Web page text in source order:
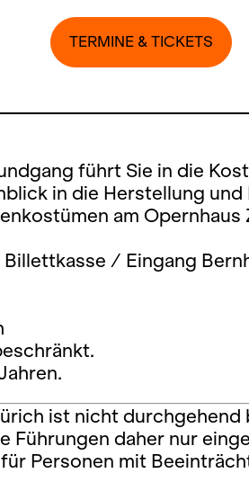
TERMINE & TICKETS
führt Sie in die
in die Herstellung
am Opernhaus
/ Eingang
ist nicht durchgehend
Führungen daher nur
Personen mit